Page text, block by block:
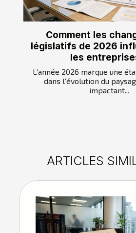
Comment les
législatifs de 2026
les
L’année 2026 marque une
dans l’évolution du
impactant...
ARTICLES